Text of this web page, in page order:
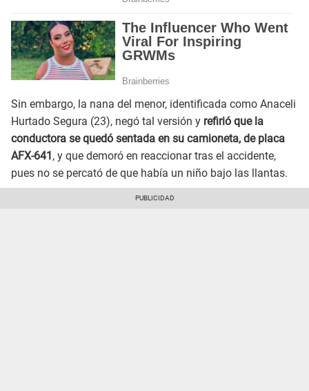
Sin embargo, la nana del menor, identificada como Anaceli
Hurtado Segura (23), negó tal versión y refirió que la
conductora se quedó sentada en su camioneta, de placa
AFX-641 , y que demoró en reaccionar tras el accidente,
pues no se percató de que había un niño bajo las llantas.